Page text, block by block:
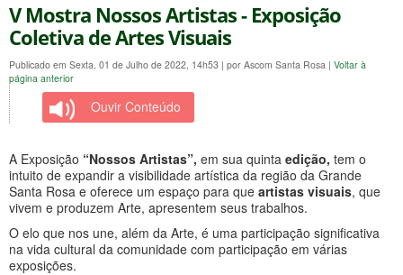
V Mostra Nossos Artistas - Exposição
Coletiva de Artes Visuais
Publicado em Sexta, 01 de Julho de 2022, 14h53 | por Ascom Santa Rosa | Voltar à
página anterior
Ouvir Conteúdo
A Exposição “Nossos Artistas”, em sua quinta edição, tem o
intuito de expandir a visibilidade artística da região da Grande
Santa Rosa e oferece um espaço para que artistas visuais, que
vivem e produzem Arte, apresentem seus trabalhos.
O elo que nos une, além da Arte, é uma participação significativa
na vida cultural da comunidade com participação em várias
exposições.